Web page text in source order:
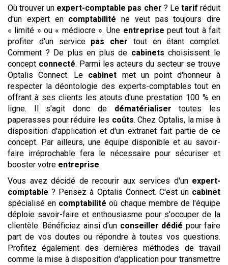
Où trouver un expert-comptable pas cher ? Le tarif réduit
d'un expert en comptabilité ne veut pas toujours dire
« limité » ou « médiocre ». Une entreprise peut tout à fait
profiter d'un service pas cher tout en étant complet.
Comment ? De plus en plus de cabinets choisissent le
concept connecté. Parmi les acteurs du secteur se trouve
Optalis Connect. Le cabinet met un point d'honneur à
respecter la déontologie des experts-comptables tout en
offrant à ses clients les atouts d'une prestation 100 % en
ligne. Il s'agit donc de dématérialiser toutes les
paperasses pour réduire les coûts. Chez Optalis, la mise à
disposition d'application et d'un extranet fait partie de ce
concept. Par ailleurs, une équipe disponible et au savoir-
faire irréprochable fera le nécessaire pour sécuriser et
booster votre entreprise.
Vous avez décidé de recourir aux services d'un expert-
comptable ? Pensez à Optalis Connect. C'est un cabinet
spécialisé en comptabilité où chaque membre de l'équipe
déploie savoir-faire et enthousiasme pour s'occuper de la
clientèle. Bénéficiez ainsi d'un conseiller dédié pour faire
part de vos doutes ou répondre à toutes vos questions.
Profitez également des dernières méthodes de travail
comme la mise à disposition d'application pour transmettre